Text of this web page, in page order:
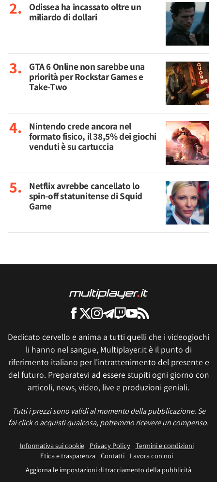
Odissea ha incassato oltre un
miliardo di dollari
GTA 6 Online non sarebbe una
priorità per Rockstar Games e
Take-Two
Nintendo crede ancora nel
formato fisico, il 38,5% dei giochi
venduti è su cartuccia
Netflix avrebbe cancellato lo
spin-off statunitense di Squid
Game
Dedicato cervello e anima a tutti quelli che i videogiochi
li hanno nel sangue, Multiplayer.it è il punto di
riferimento italiano per l'intrattenimento del presente e
del futuro. Preparatevi ad essere stupiti ogni giorno con
articoli, news, video, live e produzioni geniali.
Tutti i prezzi sono validi al momento della pubblicazione. Se
fai click o acquisti qualcosa, potremmo ricevere un compenso.
Informativa sui cookie Privacy Policy
Termini e condizioni
Etica e trasparenza Contatti
Lavora con noi
Aggiorna le impostazioni di tracciamento della pubblicità